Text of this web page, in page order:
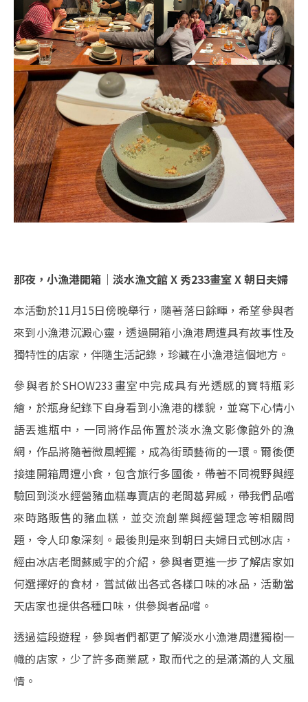
那夜，小漁港開箱｜淡水漁文館 X 秀233畫室 X 朝日夫婦
本活動於11月15日傍晚舉行，隨著落日餘暉，希望參與者
來到小漁港沉澱心靈，透過開箱小漁港周遭具有故事性及
獨特性的店家，伴隨生活記錄，珍藏在小漁港這個地方。
參與者於SHOW233畫室中完成具有光透感的寶特瓶彩
繪，於瓶身紀錄下自身看到小漁港的樣貌，並寫下心情小
語丟進瓶中，一同將作品佈置於淡水漁文影像館外的漁
網，作品將隨著微風輕擺，成為街頭藝術的一環。爾後便
接連開箱周遭小食，包含旅行多國後，帶著不同視野與經
驗回到淡水經營豬血糕專賣店的老闆葛昇威，帶我們品嚐
來時路販售的豬血糕，並交流創業與經營理念等相關問
題，令人印象深刻。最後則是來到朝日夫婦日式刨冰店，
經由冰店老闆蘇威宇的介紹，參與者更進一步了解店家如
何選擇好的食材，嘗試做出各式各樣口味的冰品，活動當
天店家也提供各種口味，供參與者品嚐。
透過這段遊程，參與者們都更了解淡水小漁港周遭獨樹一
幟的店家，少了許多商業感，取而代之的是滿滿的人文風
情。